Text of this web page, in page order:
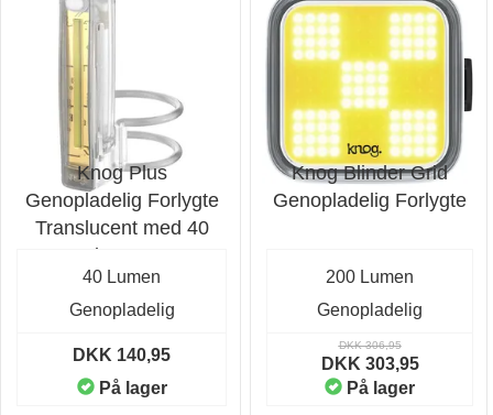
Knog Plus
Genopladelig Forlygte
Translucent med 40
lumen
40 Lumen
Genopladelig
DKK 140,95
På lager
Knog Blinder Grid
Genopladelig Forlygte
200 Lumen
Genopladelig
DKK 306,95
DKK 303,95
På lager